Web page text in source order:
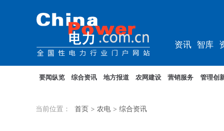
资讯 智库
要闻纵览 综合资讯 地方报道 农网建设 营销服务 管理创
当前位置： 首页 > 农电 > 综合资讯